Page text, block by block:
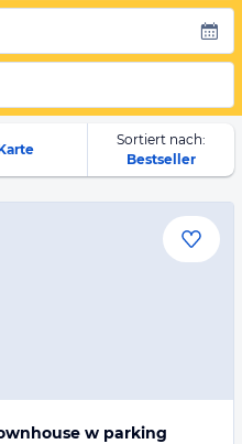
Sortiert nach:
Bestseller
w parking